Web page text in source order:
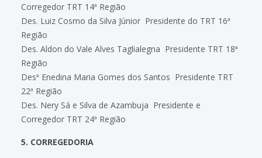
Corregedor TRT 14ª Região
Des. Luiz Cosmo da Silva Júnior  Presidente do TRT 16ª
Região
Des. Aldon do Vale Alves Taglialegna  Presidente TRT 18ª
Região
Desª Enedina Maria Gomes dos Santos  Presidente TRT
22ª Região
Des. Nery Sá e Silva de Azambuja  Presidente e
Corregedor TRT 24ª Região
5. CORREGEDORIA